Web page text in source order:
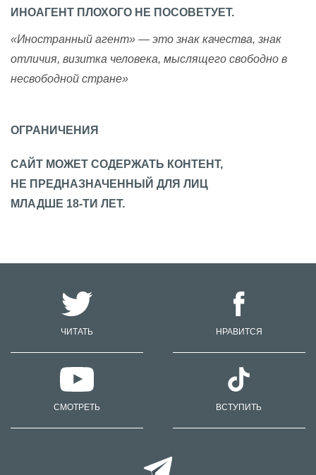
ИНОАГЕНТ ПЛОХОГО НЕ ПОСОВЕТУЕТ.
«Иностранный агент» — это знак качества, знак
отличия, визитка человека, мыслящего свободно в
несвободной стране»
ОГРАНИЧЕНИЯ
САЙТ МОЖЕТ СОДЕРЖАТЬ КОНТЕНТ,
НЕ ПРЕДНАЗНАЧЕННЫЙ ДЛЯ ЛИЦ
МЛАДШЕ 18-ТИ ЛЕТ.
ЧИТАТЬ НРАВИТСЯ
СМОТРЕТЬ ВСТУПИТЬ